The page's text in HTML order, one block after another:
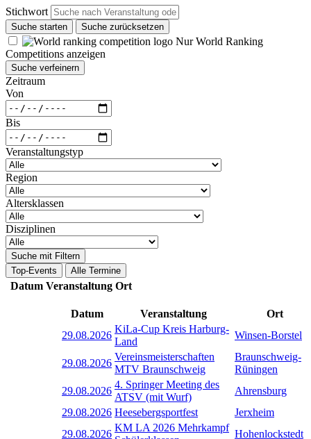
Stichwort
Suche starten Suche zurücksetzen
Nur World Ranking
Competitions anzeigen
Suche verfeinern
Zeitraum
Von
Bis
Veranstaltungstyp
Region
Altersklassen
Disziplinen
Suche mit Filtern
Top-Events
Alle Termine
Datum Veranstaltung Ort
Datum Veranstaltung
Ort
29.08.2026
KiLa-Cup Kreis Harburg-
Land
Winsen-Borstel
29.08.2026
Vereinsmeisterschaften
MTV Braunschweig
Braunschweig-
Rüningen
29.08.2026
4. Springer Meeting des
ATSV (mit Wurf)
Ahrensburg
29.08.2026 Heesebergsportfest
Jerxheim
29.08.2026
KM LA 2026 Mehrkampf
Hohenlockstedt